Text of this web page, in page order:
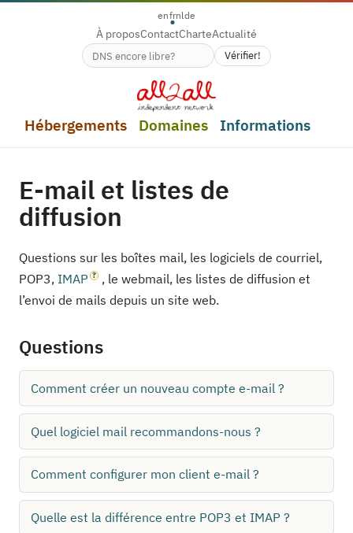
enfrnlde
À proposContactCharteActualité
Disponibilité du nom de domaine
Vérifier!
Hébergements Domaines Informations
E-mail et listes de
diffusion
Questions sur les boîtes mail, les logiciels de courriel,
POP3, IMAP
, le webmail, les listes de diffusion et
l’envoi de mails depuis un site web.
Questions
Comment créer un nouveau compte e-mail ?
Quel logiciel mail recommandons-nous ?
Comment configurer mon client e-mail ?
Quelle est la différence entre POP3 et IMAP ?